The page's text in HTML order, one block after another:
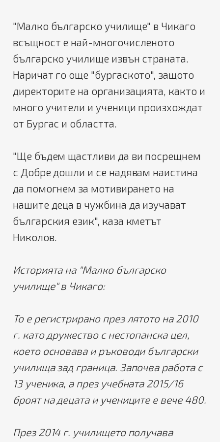
"Малко българско училище" в Чикаго
всъщност е най-многочисленото
българско училище извън страната.
Наричат го още "бургаското", защото
директорите на организацията, както и
много учители и ученици произхождат
от Бургас и областта.
"Ще бъдем щастливи да ви посрещнем
с Добре дошли и се надявам наистина
да помогнем за мотивирането на
нашите деца в чужбина да изучават
българския език", каза кметът
Николов.
Историята на "Малко българско
училище" в Чикаго:
То е регистрирано през лятото на 2010
г. като дружество с нестопанска цел,
което основава и ръководи български
училища зад граница. Започва работа с
13 ученика, а през учебната 2015/16
броят на децата и учениците е вече 480.
През 2014 г. училището получава